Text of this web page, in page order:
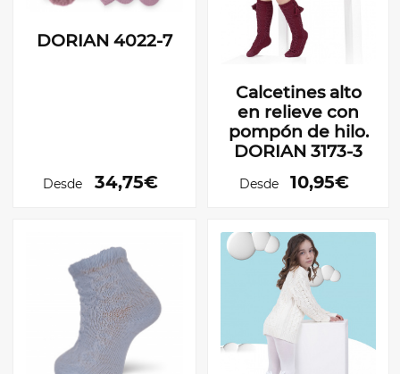
DORIAN 4022-7
Desde 34,75€
Calcetines alto
en relieve con
pompón de hilo.
DORIAN 3173-3
Desde 10,95€